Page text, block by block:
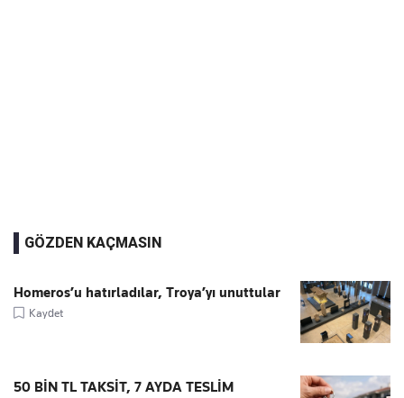
GÖZDEN KAÇMASIN
Homeros’u hatırladılar, Troya’yı unuttular
Kaydet
50 BİN TL TAKSİT, 7 AYDA TESLİM